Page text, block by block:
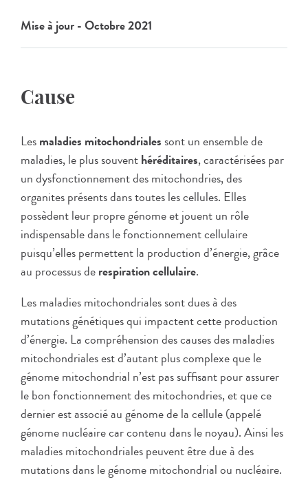
Mise à jour - Octobre 2021
Cause
Lesmaladies mitochondriales sont un ensemble de
maladies, le plus souventhéréditaires, caractérisées par
un dysfonctionnement des mitochondries, des
organites présents dans toutes les cellules. Elles
possèdent leur propre génome et jouent un rôle
indispensable dans le fonctionnement cellulaire
puisqu’elles permettent la production d’énergie, grâce
au processus derespiration cellulaire.
Les maladies mitochondriales sont dues à des
mutations génétiques qui impactent cette production
d’énergie. La compréhension des causes des maladies
mitochondriales est d’autant plus complexe que le
génome mitochondrial n’est pas suffisant pour assurer
le bon fonctionnement des mitochondries, et que ce
dernier est associé au génome de la cellule (appelé
génome nucléaire car contenu dans le noyau). Ainsi les
maladies mitochondriales peuvent être due à des
mutations dans le génome mitochondrial ou nucléaire.